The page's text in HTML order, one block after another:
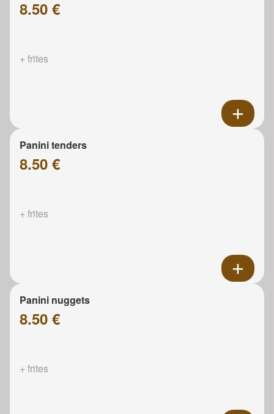
8.50 €
+ frites
Panini tenders
8.50 €
+ frites
Panini nuggets
8.50 €
+ frites